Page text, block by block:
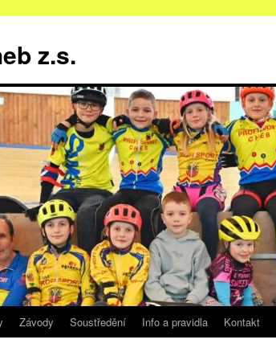
z.s.
Závody Soustředění Info a pravidla Kontakt